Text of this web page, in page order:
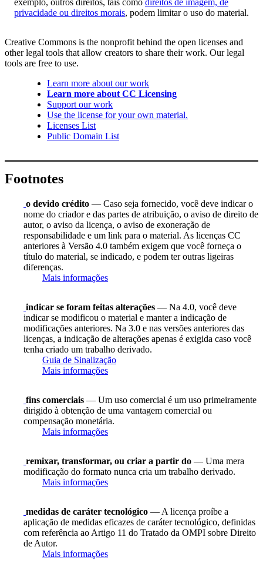
exemplo, outros direitos, tais como direitos de imagem, de
privacidade ou direitos morais, podem limitar o uso do material.
Creative Commons is the nonprofit behind the open licenses and
other legal tools that allow creators to share their work. Our legal
tools are free to use.
Learn more about our work
Learn more about CC Licensing
Support our work
Use the license for your own material.
Licenses List
Public Domain List
Footnotes
o devido crédito — Caso seja fornecido, você deve indicar o
nome do criador e das partes de atribuição, o aviso de direito de
autor, o aviso da licença, o aviso de exoneração de
responsabilidade e um link para o material. As licenças CC
anteriores à Versão 4.0 também exigem que você forneça o
título do material, se indicado, e podem ter outras ligeiras
diferenças.
Mais informações
indicar se foram feitas alterações — Na 4.0, você deve
indicar se modificou o material e manter a indicação de
modificações anteriores. Na 3.0 e nas versões anteriores das
licenças, a indicação de alterações apenas é exigida caso você
tenha criado um trabalho derivado.
Guia de Sinalização
Mais informações
fins comerciais — Um uso comercial é um uso primeiramente
dirigido à obtenção de uma vantagem comercial ou
compensação monetária.
Mais informações
remixar, transformar, ou criar a partir do — Uma mera
modificação do formato nunca cria um trabalho derivado.
Mais informações
medidas de caráter tecnológico — A licença proíbe a
aplicação de medidas eficazes de caráter tecnológico, definidas
com referência ao Artigo 11 do Tratado da OMPI sobre Direito
de Autor.
Mais informações